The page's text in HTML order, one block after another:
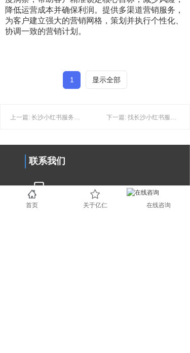
降低运营成本并确保利润。提供多渠道营销服务，
为客户建立强大的营销网格，策划并执行个性化、
协调一致的营销计划。
1 显示全部
上一篇: 长沙小红书服务公司怎么做搜索占位的？ 下一篇: 找长沙小红书服务公司是省心还是花冤枉钱？看完你就懂！
联系我们
0731-89853708
首页 关于亿仁 在线咨询